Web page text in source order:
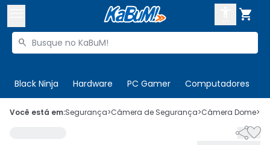

Buscar produtos

Black Ninja Hardware PC Gamer Computadores
 Olá. Acesse sua conta
Você está em:Segurança>Câmera de Segurança>Câmera Dome>
